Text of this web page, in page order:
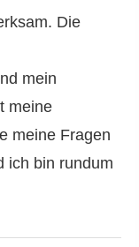
Die
mein
meine
meine Fragen
ich bin rundum